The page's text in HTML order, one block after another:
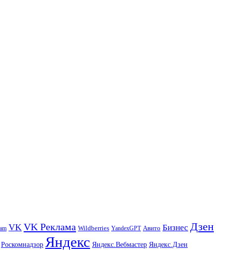
VK VK Реклама Wildberries YandexGPT Авито Бизнес Дзен
Роскомнадзор Яндекс Яндекс.Вебмастер Яндекс.Дзен